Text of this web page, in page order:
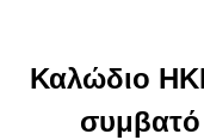
Καλώδιο